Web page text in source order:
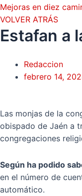
Mejoras en diez
VOLVER ATRÁS
Estafan a
Redaccion
febrero 14,
Las monjas de la
obispado de Jaén a
congregaciones
Según ha podido
en el número de
automático.